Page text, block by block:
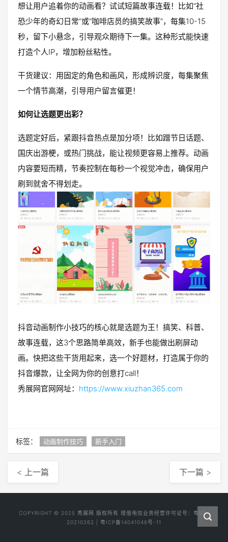
想让用户追着你的动画看？试试短篇故事连载！比如“社
恐少年的奇幻日常”或“咖啡店员的搞笑故事”，每集10-15
秒，留下小悬念，引导观众期待下一集。这种形式能快速
打造个人IP，增加粉丝粘性。
干货建议：用固定的角色和画风，形成辨识度，每集聚焦
一个情节高潮，引导用户留言催更！
如何让选题更出彩？
选题定好后，紧跟抖音热点是加分项！比如蹭节日话题、
国庆出游梗，或热门挑战，能让视频更容易上推荐。动画
内容要短而精，节奏控制在每秒一个视觉冲击，确保用户
刷到就舍不得划走。
抖音动画制作小技巧的核心就是选题为王！搞笑、科普、
故事连载，这3个思路简单高效，新手也能做出刷屏动
画。快把这些干货用起来，选一个好题材，打造属于你的
抖音爆款，让全网为你的创意打call！
秀展网官网网址： https://www.xiuzhan365.com
标签： 动画制作技巧 新手入门
< 上一篇 下一篇 >
COPYRIGHT © 2025 秀展网 版权所有 增值电信业务经营许可证号： 粤B2-
20210262
粤ICP备14041046号-11